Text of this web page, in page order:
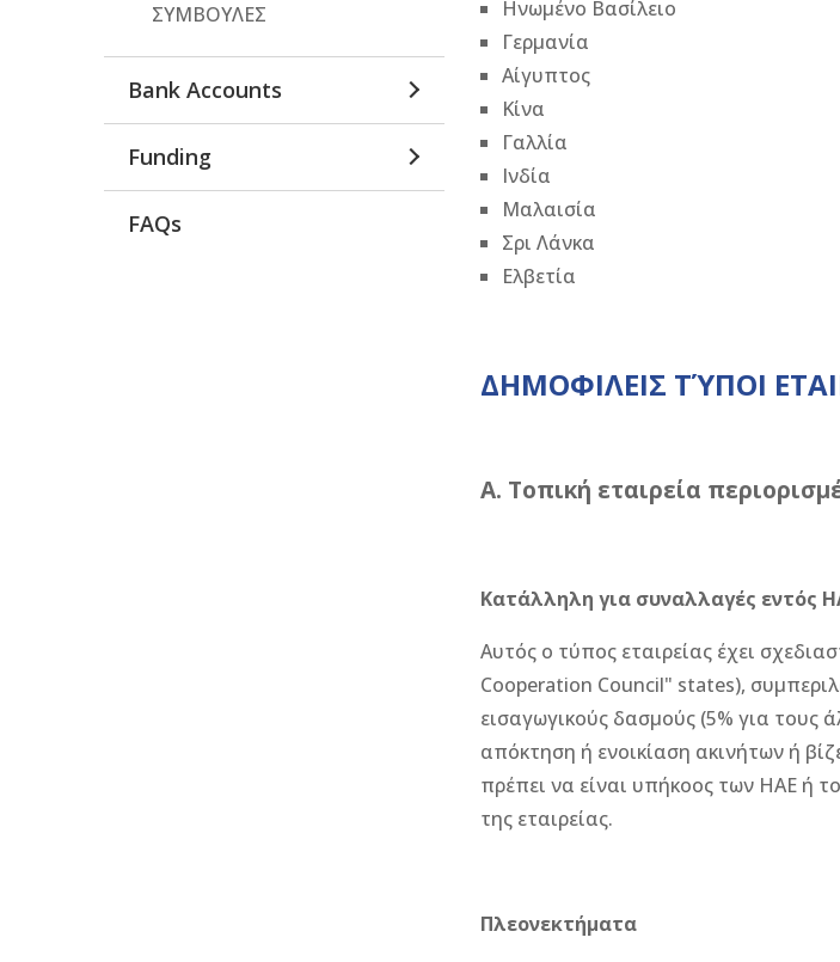
ΣΥΜΒΟΥΛΕΣ
Bank Accounts
Funding
FAQs
Ηνωμένο Βασίλειο
Γερμανία
Αίγυπτος
Κίνα
Γαλλία
Ινδία
Μαλαισία
Σρι Λάνκα
Ελβετία
ΔΗΜΟΦΙΛΕΙΣ ΤΎΠΟΙ
A. Τοπική εταιρεία
Κατάλληλη για συναλλαγές εντός
Αυτός ο τύπος εταιρείας έχει
Cooperation Council" states),
εισαγωγικούς δασμούς (5% για τους
απόκτηση ή ενοικίαση ακινήτων ή
πρέπει να είναι υπήκοος των ΗΑΕ ή
της εταιρείας.
Πλεονεκτήματα